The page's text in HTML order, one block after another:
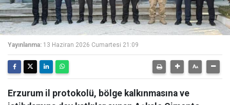
Yayınlanma: 13 Haziran 2026 Cumartesi 21:09
Erzurum il protokolü, bölge kalkınmasına ve